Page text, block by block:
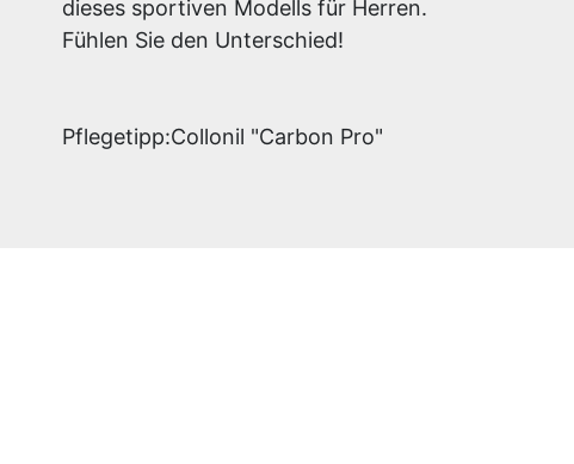
dieses sportiven Modells für Herren.
Fühlen Sie den Unterschied!
Pflegetipp:Collonil "Carbon Pro"